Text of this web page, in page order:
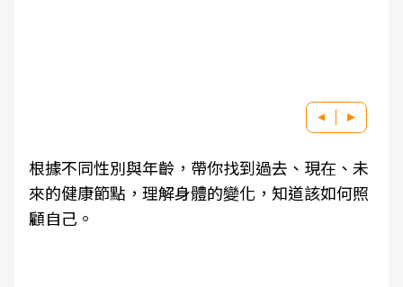
根據不同性別與年齡，帶你找到過去、現在、未
來的健康節點，理解身體的變化，知道該如何照
顧自己。